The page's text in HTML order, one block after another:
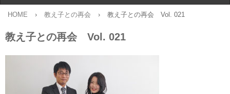
HOME › 教え子との再会 › 教え子との再会 Vol. 021
教え子との再会 Vol. 021